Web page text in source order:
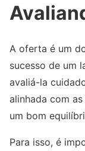
A oferta é um
sucesso de um
avaliá-la
alinhada com
um bom
Para isso, é